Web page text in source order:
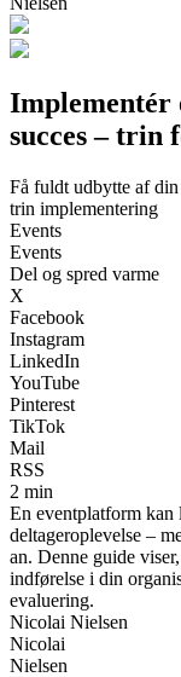
Implementér
succes – trin
Få fuldt udbytte af
trin implementering
Events
Events
Del og spred varme
X
Facebook
Instagram
LinkedIn
YouTube
Pinterest
TikTok
Mail
RSS
2 min
En eventplatform
deltageroplevelse –
an. Denne guide
indførelse i din
evaluering.
Nicolai Nielsen
Nicolai
Nielsen